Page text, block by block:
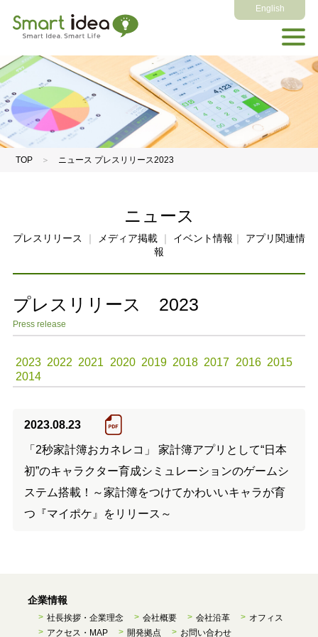
English
TOP ＞ ニュース プレスリリース2023
ニュース
プレスリリース メディア掲載 イベント情報
アプリ関連情
報
プレスリリース 2023
Press release
2023 2022 2021 2020 2019 2018 2017 2016 2015
2014
2023.08.23
「2秒家計簿おカネレコ」 家計簿アプリとして“日本
初”のキャラクター育成シミュレーションのゲームシ
ステム搭載！～家計簿をつけてかわいいキャラが育
つ『マイポケ』をリリース～
企業情報
社長挨拶・企業理念 会社概要 会社沿革
オフィス
アクセス・MAP
開発拠点 お問い合わせ